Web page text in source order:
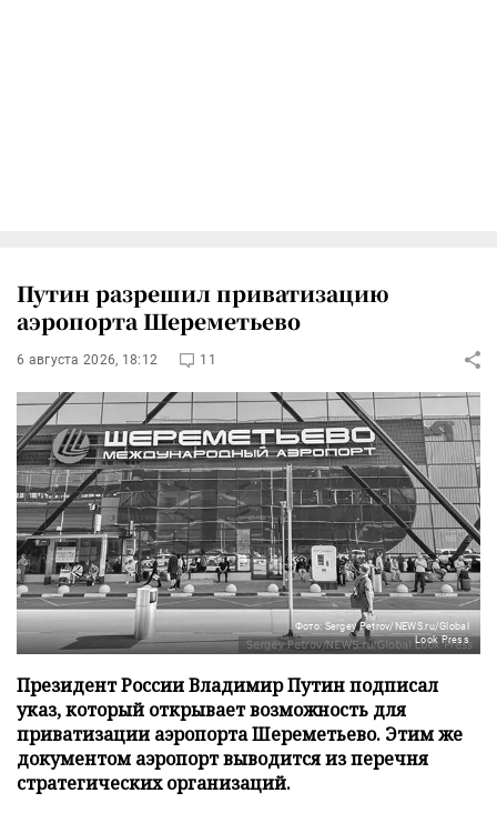
Путин разрешил приватизацию
аэропорта Шереметьево
6 августа 2026, 18:12 11
Фото: Sergey Petrov/NEWS.ru/Global
Look Press
Президент России Владимир Путин подписал
указ, который открывает возможность для
приватизации аэропорта Шереметьево. Этим же
документом аэропорт выводится из перечня
стратегических организаций.